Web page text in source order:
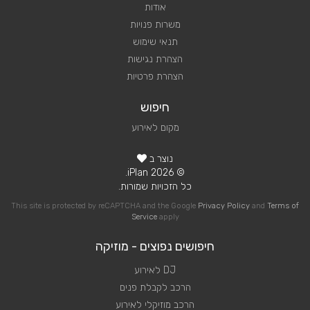
אודות
משרות פנויות
תנאי שימוש
הצהרת נגישות
הצהרת פרטיות
חיפוש
מקום לאירוע
נוצר ב
© 2026 iPlan.
כל הזכויות שמורות.
This site is protected by reCAPTCHA and the Google Privacy Policy and Terms of
Serviceapply
חיפושים נפוצים - מוזיקה
DJ לאירוע
הרכב לקבלת פנים
הרכב מוזיקלי לאירוע